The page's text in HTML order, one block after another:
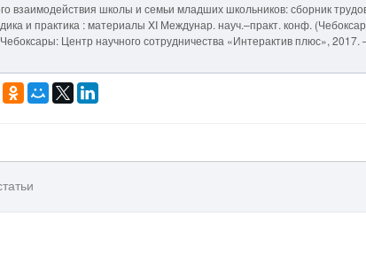
взаимодействия школы и семьи младших школьников: сборник
и практика : материалы XI Междунар. науч.–практ. конф.
Центр научного сотрудничества «Интерактив плюс», 2017.